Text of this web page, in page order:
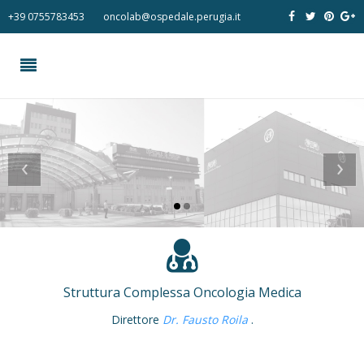
+39 0755783453 oncolab@ospedale.perugia.it
›
‹
Struttura Complessa Oncologia Medica
Direttore Dr. Fausto Roila.